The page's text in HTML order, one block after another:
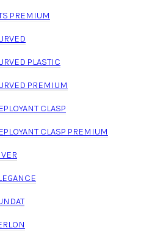
PREMIUM
PLASTIC
PREMIUM
CLASP
CLASP PREMIUM